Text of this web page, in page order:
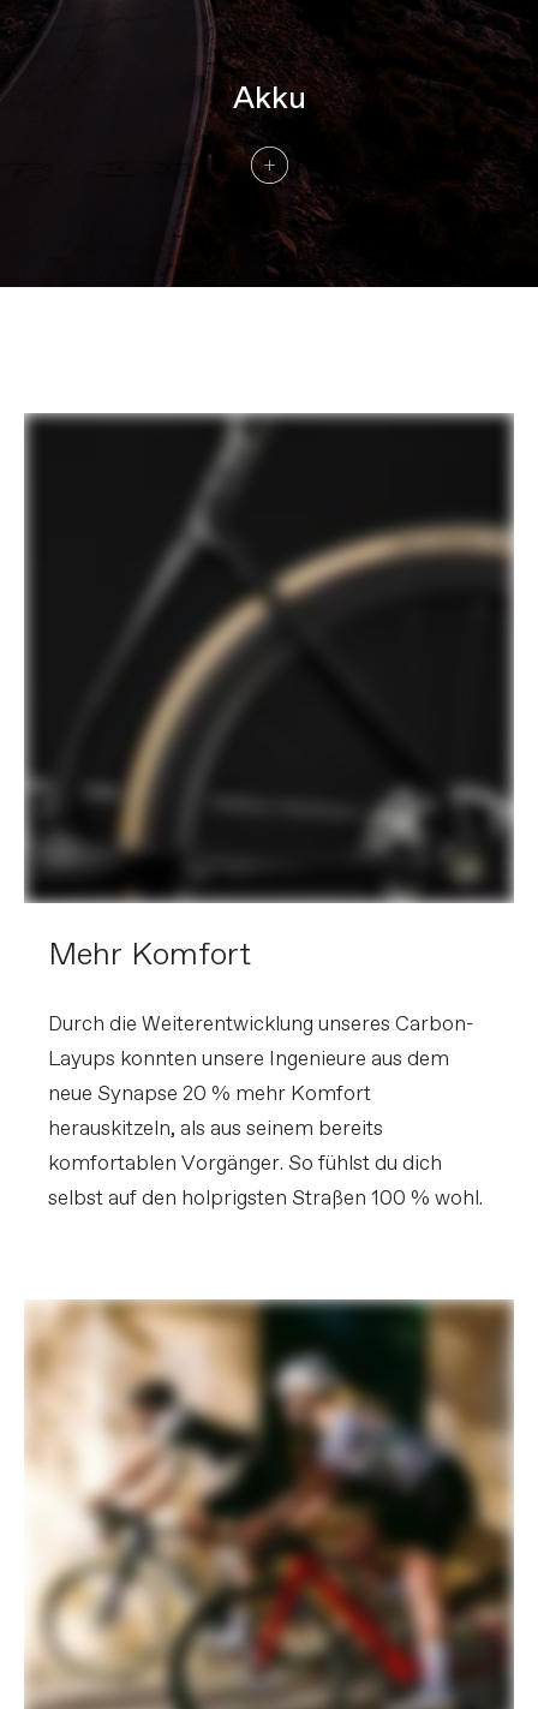
Akku
Mehr Komfort
Durch die Weiterentwicklung unseres Carbon-
Layups konnten unsere Ingenieure aus dem
neue Synapse 20 % mehr Komfort
herauskitzeln, als aus seinem bereits
komfortablen Vorgänger. So fühlst du dich
selbst auf den holprigsten Straßen 100 % wohl.